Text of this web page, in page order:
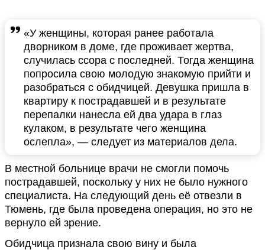
«У женщины, которая ранее работала
дворником в доме, где проживает жертва,
случилась ссора с последней. Тогда женщина
попросила свою молодую знакомую прийти и
разобраться с обидчицей. Девушка пришла в
квартиру к пострадавшей и в результате
перепалки нанесла ей два удара в глаз
кулаком, в результате чего женщина
ослепла», — следует из материалов дела.
В местной больнице врачи не смогли помочь
пострадавшей, поскольку у них не было нужного
специалиста. На следующий день её отвезли в
Тюмень, где была проведена операция, но это не
вернуло ей зрение.
Обидчица признала свою вину и была